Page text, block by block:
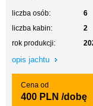
liczba osób:
6
liczba kabin:
2
rok produkcji:
opis jachtu
Cena od
400 PLN /dobę